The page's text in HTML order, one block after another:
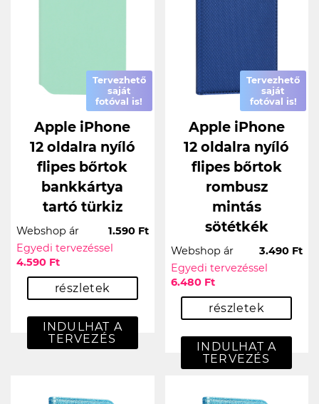
Tervezhető
saját
fotóval is!
Apple iPhone
12 oldalra nyíló
flipes bőrtok
bankkártya
tartó türkiz
Webshop ár
1.590 Ft
Egyedi tervezéssel
4.590 Ft
részletek
INDULHAT A
TERVEZÉS
Tervezhető
saját
fotóval is!
Apple iPhone
12 oldalra nyíló
flipes bőrtok
rombusz
mintás
sötétkék
Webshop ár
3.490 Ft
Egyedi tervezéssel
6.480 Ft
részletek
INDULHAT A
TERVEZÉS